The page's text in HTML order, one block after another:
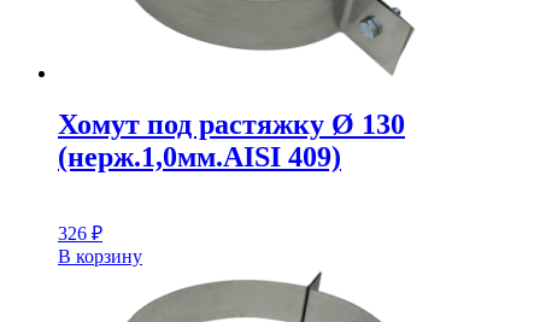
Хомут под растяжку Ø 130
(нерж.1,0мм.AISI 409)
326 ₽
В корзину